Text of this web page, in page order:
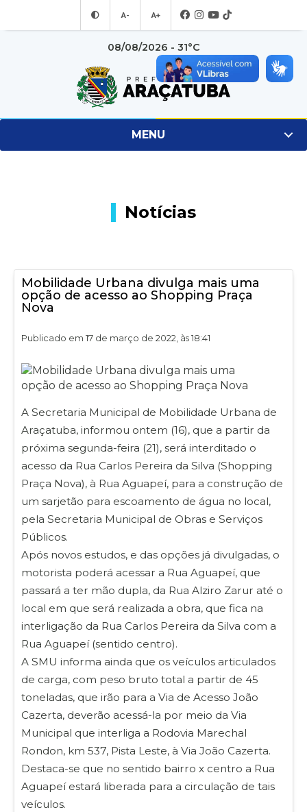
A- A+
08/08/2026 - 31°C
MENU
Notícias
Mobilidade Urbana divulga mais uma
opção de acesso ao Shopping Praça
Nova
Publicado em 17 de março de 2022, às 18:41
A Secretaria Municipal de Mobilidade Urbana de
Araçatuba, informou ontem (16), que a partir da
próxima segunda-feira (21), será interditado o
acesso da Rua Carlos Pereira da Silva (Shopping
Praça Nova), à Rua Aguapeí, para a construção de
um sarjetão para escoamento de água no local,
pela Secretaria Municipal de Obras e Serviços
Públicos.
Após novos estudos, e das opções já divulgadas, o
motorista poderá acessar a Rua Aguapeí, que
passará a ter mão dupla, da Rua Alziro Zarur até o
local em que será realizada a obra, que fica na
interligação da Rua Carlos Pereira da Silva com a
Rua Aguapeí (sentido centro).
A SMU informa ainda que os veículos articulados
de carga, com peso bruto total a partir de 45
toneladas, que irão para a Via de Acesso João
Cazerta, deverão acessá-la por meio da Via
Municipal que interliga a Rodovia Marechal
Rondon, km 537, Pista Leste, à Via João Cazerta.
Destaca-se que no sentido bairro x centro a Rua
Aguapeí estará liberada para a circulação de tais
veículos.